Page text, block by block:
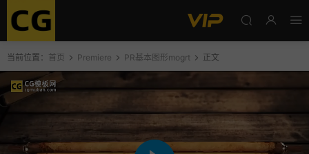
当前位置： 首页 Premiere PR基本图形mogrt 正文